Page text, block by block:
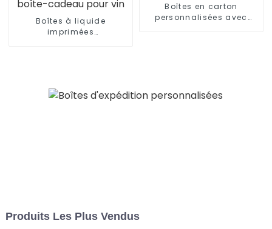
Boîtes à liquide
imprimées
Boîtes en carton
personnalisées avec
Produits Les Plus Vendus